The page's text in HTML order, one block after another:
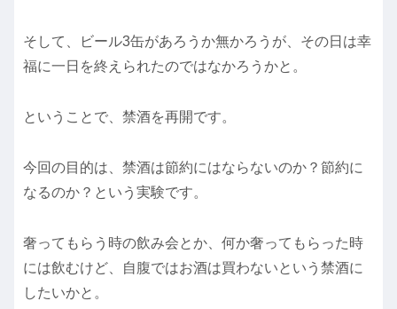
そして、ビール3缶があろうか無かろうが、その日は幸
福に一日を終えられたのではなかろうかと。
ということで、禁酒を再開です。
今回の目的は、禁酒は節約にはならないのか？節約に
なるのか？という実験です。
奢ってもらう時の飲み会とか、何か奢ってもらった時
には飲むけど、自腹ではお酒は買わないという禁酒に
したいかと。